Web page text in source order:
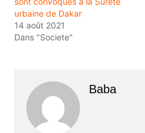
urbaine de Dakar
14 août 2021
Dans "Societe"
Baba